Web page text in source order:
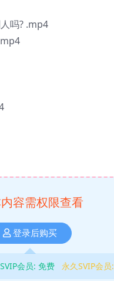
吗? .mp4
容需权限查看
登录后购买
SVIP会员: 免费 永久SVIP会员: